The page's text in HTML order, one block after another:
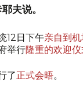
夫说。
12日下午亲自到
举行隆重的欢迎
了正式会晤。